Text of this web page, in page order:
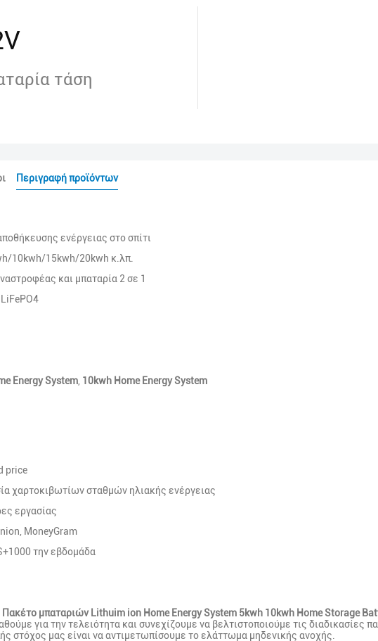
τάση
Περιγραφή προϊόντων
ενέργειας στο σπίτι
10kwh/15kwh/20kwh κ.λπ.
και μπαταρία 2 σε 1
Energy System 10kwh Home Energy System
price
χαρτοκιβωτίων σταθμών ηλιακής ενέργειας
εργασίας
MoneyGram
την εβδομάδα
Πακέτο μπαταριών Lithuim ion Home Energy System 5kwh 10kwh Home Storage
για την τελειότητα και συνεχίζουμε να βελτιστοποιούμε τις
στόχος μας είναι να αντιμετωπίσουμε το ελάττωμα μηδενικής ανοχής.